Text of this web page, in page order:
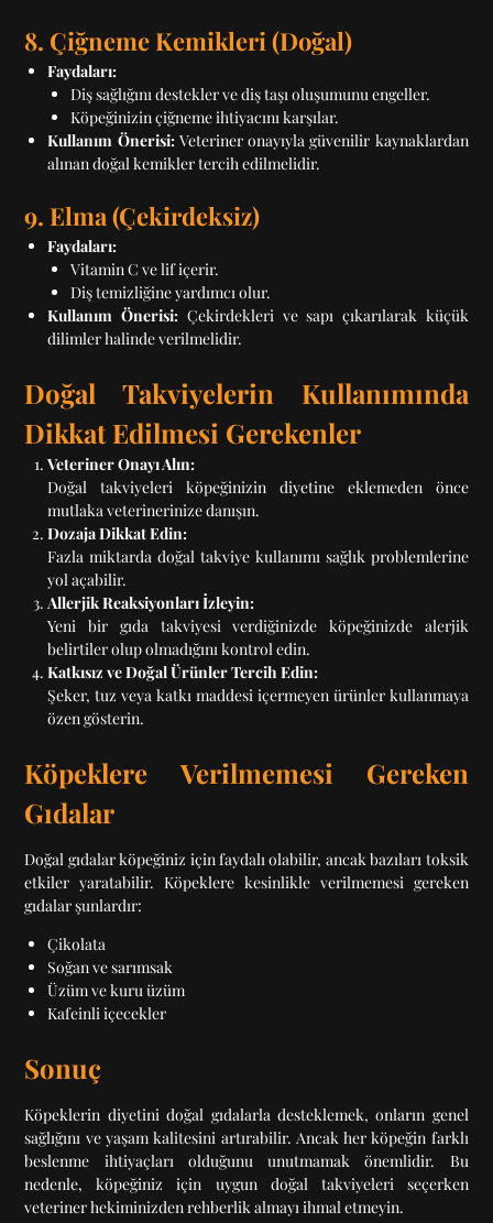
8. Çiğneme Kemikleri (Doğal)
Faydaları:
Diş sağlığını destekler ve diş taşı oluşumunu engeller.
Köpeğinizin çiğneme ihtiyacını karşılar.
Kullanım Önerisi:Veteriner onayıyla güvenilir kaynaklardan
alınan doğal kemikler tercih edilmelidir.
9. Elma (Çekirdeksiz)
Faydaları:
Vitamin C ve lif içerir.
Diş temizliğine yardımcı olur.
Kullanım Önerisi: Çekirdekleri ve sapı çıkarılarak küçük
dilimler halinde verilmelidir.
Doğal Takviyelerin Kullanımında
Dikkat Edilmesi Gerekenler
Veteriner Onayı Alın:
Doğal takviyeleri köpeğinizin diyetine eklemeden önce
mutlaka veterinerinize danışın.
Dozaja Dikkat Edin:
Fazla miktarda doğal takviye kullanımı sağlık problemlerine
yol açabilir.
Allerjik Reaksiyonları İzleyin:
Yeni bir gıda takviyesi verdiğinizde köpeğinizde alerjik
belirtiler olup olmadığını kontrol edin.
Katkısız ve Doğal Ürünler Tercih Edin:
Şeker, tuz veya katkı maddesi içermeyen ürünler kullanmaya
özen gösterin.
Köpeklere Verilmemesi Gereken
Gıdalar
Doğal gıdalar köpeğiniz için faydalı olabilir, ancak bazıları toksik
etkiler yaratabilir. Köpeklere kesinlikle verilmemesi gereken
gıdalar şunlardır:
Çikolata
Soğan ve sarımsak
Üzüm ve kuru üzüm
Kafeinli içecekler
Sonuç
Köpeklerin diyetini doğal gıdalarla desteklemek, onların genel
sağlığını ve yaşam kalitesini artırabilir. Ancak her köpeğin farklı
beslenme ihtiyaçları olduğunu unutmamak önemlidir. Bu
nedenle, köpeğiniz için uygun doğal takviyeleri seçerken
veteriner hekiminizden rehberlik almayı ihmal etmeyin.